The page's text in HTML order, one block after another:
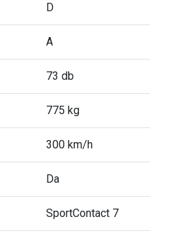
D
A
73 db
775 kg
300 km/h
Da
SportContact 7